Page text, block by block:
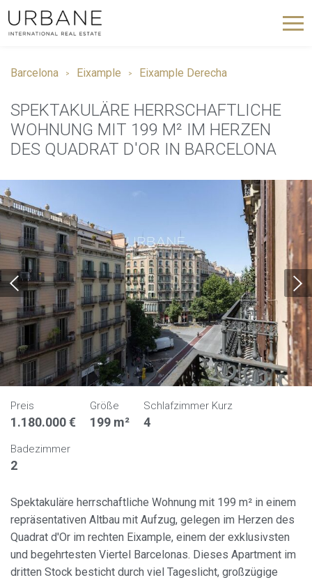
Barcelona Eixample Eixample Derecha
SPEKTAKULÄRE HERRSCHAFTLICHE
WOHNUNG MIT 199 M² IM HERZEN
DES QUADRAT D'OR IN BARCELONA
Preis
1.180.000 €
Größe
199 m²
Schlafzimmer Kurz
4
Badezimmer
2
Spektakuläre herrschaftliche Wohnung mit 199 m² in einem
repräsentativen Altbau mit Aufzug, gelegen im Herzen des
Quadrat d'Or im rechten Eixample, einem der exklusivsten
und begehrtesten Viertel Barcelonas. Dieses Apartment im
dritten Stock besticht durch viel Tageslicht, großzügige